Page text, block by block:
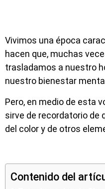
Vivimos una época
hacen que, muchas
trasladamos a nuestro
nuestro bienestar
Pero, en medio de esta
sirve de recordatorio de
del color y de otros
Contenido del